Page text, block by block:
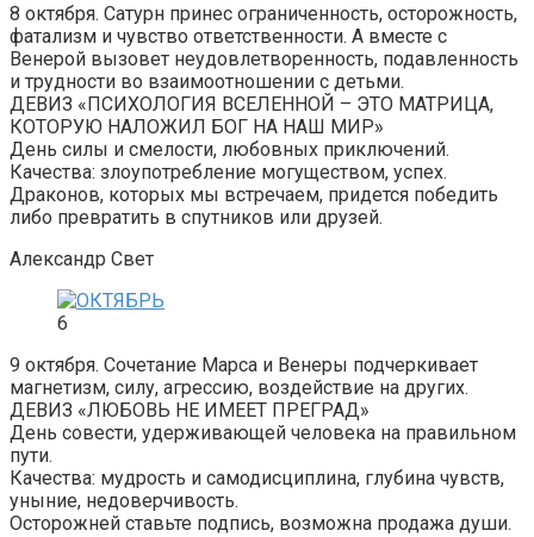
8 октября. Сатурн принес ограниченность, осторожность,
фатализм и чувство ответственности. А вместе с
Венерой вызовет неудовлетворенность, подавленность
и трудности во взаимоотношении с детьми.
ДЕВИЗ «ПСИХОЛОГИЯ ВСЕЛЕННОЙ – ЭТО МАТРИЦА,
КОТОРУЮ НАЛОЖИЛ БОГ НА НАШ МИР»
День силы и смелости, любовных приключений.
Качества: злоупотребление могуществом, успех.
Драконов, которых мы встречаем, придется победить
либо превратить в спутников или друзей.
Александр Свет
6
9 октября. Сочетание Марса и Венеры подчеркивает
магнетизм, силу, агрессию, воздействие на других.
ДЕВИЗ «ЛЮБОВЬ НЕ ИМЕЕТ ПРЕГРАД»
День совести, удерживающей человека на правильном
пути.
Качества: мудрость и самодисциплина, глубина чувств,
уныние, недоверчивость.
Осторожней ставьте подпись, возможна продажа души.